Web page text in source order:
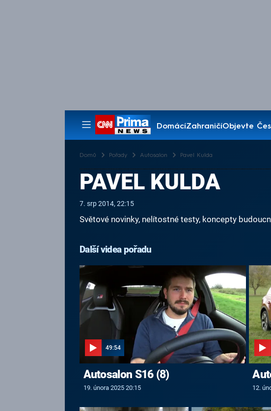
DomácíZahraničíObjevte
Pořady
Domů Pořady Autosalon Pavel Kulda
PAVEL KULDA
7. srp 2014, 22:15
Světové novinky, nelítostné testy, koncepty
Další videa pořadu
49:54
Autosalon S16 (8)
19. února 2025 20:15 12.